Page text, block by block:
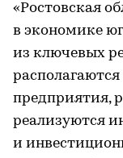
«Ростовская
в экономике
из ключевых
предприятия,
реализуются
и